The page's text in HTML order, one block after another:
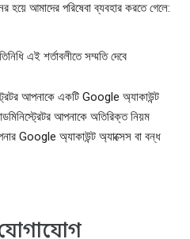
হয়ে আমাদের পরিষেবা ব্যবহার করতে গেলে:
এই শর্তাবলীতে সম্মতি দেবে
আপনাকে একটি Google অ্যাকাউন্ট
আপনাকে অতিরিক্ত নিয়ম
Google অ্যাকাউন্ট অ্যাক্সেস বা বন্ধ
যোগাযোগ